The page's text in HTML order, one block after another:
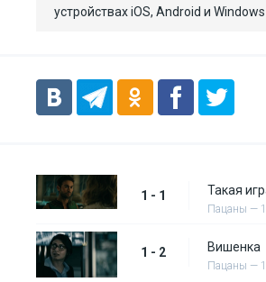
устройствах iOS, Android и
1 - 1 Такая
Пацаны —
1 - 2 Вишенка
Пацаны —